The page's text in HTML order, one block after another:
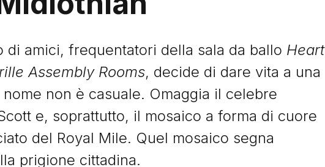
di amici, frequentatori della sala da ballo Heart
Assembly Rooms, decide di dare vita a una
non è casuale. Omaggia il celebre
e, soprattutto, il mosaico a forma di cuore
del Royal Mile. Quel mosaico segna
prigione cittadina.